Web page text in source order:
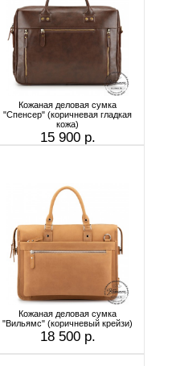
Кожаная деловая сумка
"Спенсер" (коричневая гладкая
кожа)
15 900 р.
Кожаная деловая сумка
"Вильямс" (коричневый крейзи)
18 500 р.